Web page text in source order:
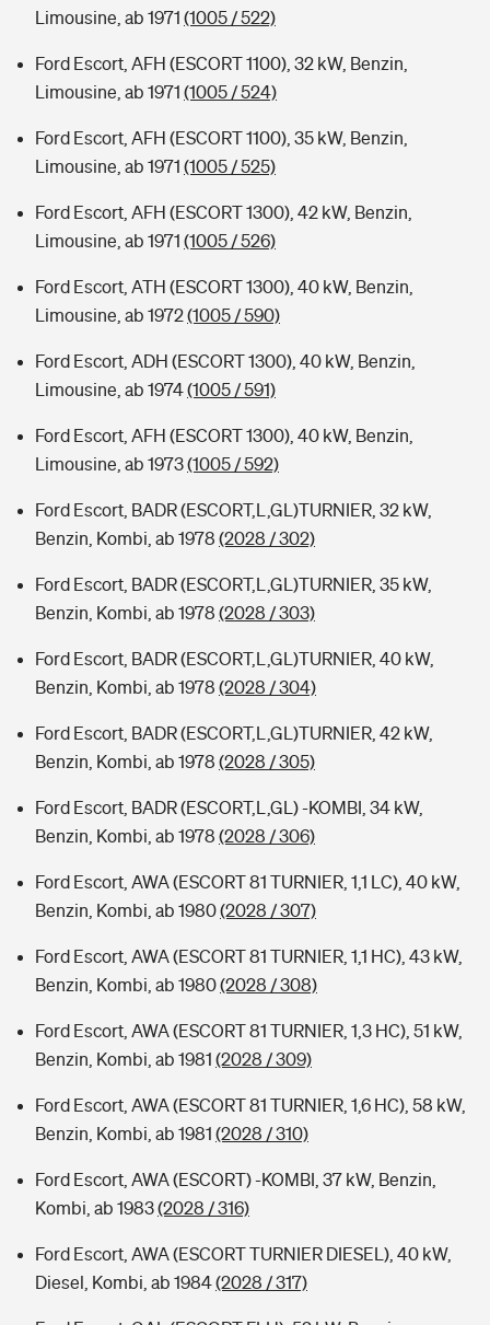
Limousine, ab 1971 (1005 / 522)
Ford Escort, AFH (ESCORT 1100), 32 kW, Benzin,
Limousine, ab 1971 (1005 / 524)
Ford Escort, AFH (ESCORT 1100), 35 kW, Benzin,
Limousine, ab 1971 (1005 / 525)
Ford Escort, AFH (ESCORT 1300), 42 kW, Benzin,
Limousine, ab 1971 (1005 / 526)
Ford Escort, ATH (ESCORT 1300), 40 kW, Benzin,
Limousine, ab 1972(1005 / 590)
Ford Escort, ADH (ESCORT 1300), 40 kW, Benzin,
Limousine, ab 1974(1005 / 591)
Ford Escort, AFH (ESCORT 1300), 40 kW, Benzin,
Limousine, ab 1973(1005 / 592)
Ford Escort, BADR (ESCORT,L,GL)TURNIER, 32 kW,
Benzin, Kombi, ab 1978 (2028 / 302)
Ford Escort, BADR (ESCORT,L,GL)TURNIER, 35 kW,
Benzin, Kombi, ab 1978 (2028 / 303)
Ford Escort, BADR (ESCORT,L,GL)TURNIER, 40 kW,
Benzin, Kombi, ab 1978 (2028 / 304)
Ford Escort, BADR (ESCORT,L,GL)TURNIER, 42 kW,
Benzin, Kombi, ab 1978 (2028 / 305)
Ford Escort, BADR (ESCORT,L,GL) -KOMBI, 34 kW,
Benzin, Kombi, ab 1978 (2028 / 306)
Ford Escort, AWA (ESCORT 81 TURNIER, 1,1 LC), 40 kW,
Benzin, Kombi, ab 1980(2028 / 307)
Ford Escort, AWA (ESCORT 81 TURNIER, 1,1 HC), 43 kW,
Benzin, Kombi, ab 1980(2028 / 308)
Ford Escort, AWA (ESCORT 81 TURNIER, 1,3 HC), 51 kW,
Benzin, Kombi, ab 1981 (2028 / 309)
Ford Escort, AWA (ESCORT 81 TURNIER, 1,6 HC), 58 kW,
Benzin, Kombi, ab 1981 (2028 / 310)
Ford Escort, AWA (ESCORT) -KOMBI, 37 kW, Benzin,
Kombi, ab 1983(2028 / 316)
Ford Escort, AWA (ESCORT TURNIER DIESEL), 40 kW,
Diesel, Kombi, ab 1984(2028 / 317)